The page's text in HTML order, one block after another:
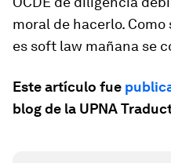
moral de hacerlo.
es soft law mañana se
Este artículo fue
blog de la UPNA